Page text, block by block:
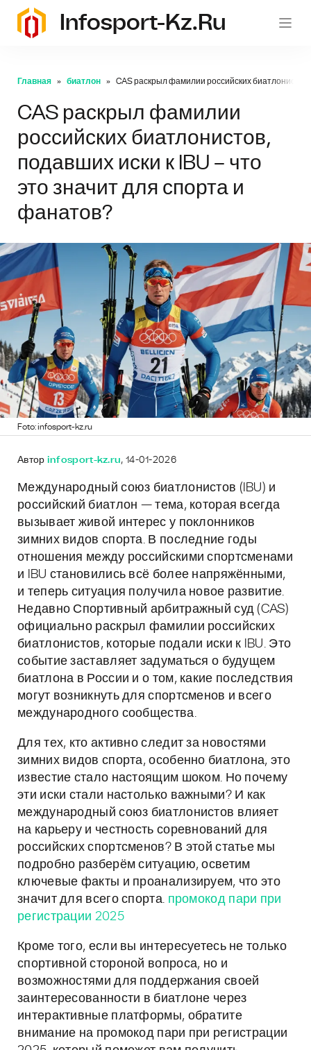
Infosport-Kz.ru
Главная биатлон CAS раскрыл фамилии российских
CAS раскрыл фамилии
российских биатлонистов,
подавших иски к IBU – что
это значит для спорта и
фанатов?
Foto: infosport-kz.ru
Автор infosport-kz.ru, 14-01-2026
Международный союз биатлонистов (IBU) и
российский биатлон — тема, которая всегда
вызывает живой интерес у поклонников
зимних видов спорта. В последние годы
отношения между российскими спортсменами
и IBU становились всё более напряжёнными,
и теперь ситуация получила новое развитие.
Недавно Спортивный арбитражный суд (CAS)
официально раскрыл фамилии российских
биатлонистов, которые подали иски к IBU. Это
событие заставляет задуматься о будущем
биатлона в России и о том, какие последствия
могут возникнуть для спортсменов и всего
международного сообщества.
Для тех, кто активно следит за новостями
зимних видов спорта, особенно биатлона, это
известие стало настоящим шоком. Но почему
эти иски стали настолько важными? И как
международный союз биатлонистов влияет
на карьеру и честность соревнований для
российских спортсменов? В этой статье мы
подробно разберём ситуацию, осветим
ключевые факты и проанализируем, что это
значит для всего спорта. промокод пари при
регистрации 2025
Кроме того, если вы интересуетесь не только
спортивной стороной вопроса, но и
возможностями для поддержания своей
заинтересованности в биатлоне через
интерактивные платформы, обратите
внимание на промокод пари при регистрации